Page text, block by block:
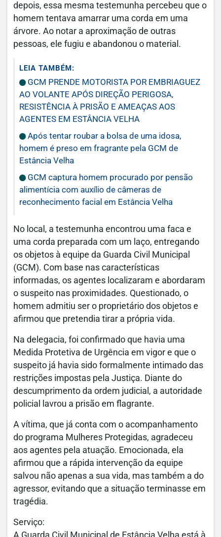
depois, essa mesma testemunha percebeu que o
homem tentava amarrar uma corda em uma
árvore. Ao notar a aproximação de outras
pessoas, ele fugiu e abandonou o material.
LEIA TAMBÉM:
GCM PRENDE MOTORISTA POR EMBRIAGUEZ
AO VOLANTE APÓS DIREÇÃO PERIGOSA,
RESISTÊNCIA À PRISÃO E AMEAÇAS AOS
AGENTES EM ESTÂNCIA VELHA
Após tentar roubar a bolsa de uma idosa,
homem é preso em fragrante pela GCM de
Estância Velha
GCM captura homem procurado por pensão
alimentícia com auxílio de câmeras de
reconhecimento facial em Estância Velha
No local, a testemunha encontrou uma faca e
uma corda preparada com um laço, entregando
os objetos à equipe da Guarda Civil Municipal
(GCM). Com base nas características
informadas, os agentes localizaram e abordaram
o suspeito nas proximidades. Questionado, o
homem admitiu ser o proprietário dos objetos e
afirmou que pretendia tirar a própria vida.
Na delegacia, foi confirmado que havia uma
Medida Protetiva de Urgência em vigor e que o
suspeito já havia sido formalmente intimado das
restrições impostas pela Justiça. Diante do
descumprimento da ordem judicial, a autoridade
policial lavrou a prisão em flagrante.
A vítima, que já conta com o acompanhamento
do programa Mulheres Protegidas, agradeceu
aos agentes pela atuação. Emocionada, ela
afirmou que a rápida intervenção da equipe
salvou não apenas a sua vida, mas também a do
agressor, evitando que a situação terminasse em
tragédia.
Serviço: